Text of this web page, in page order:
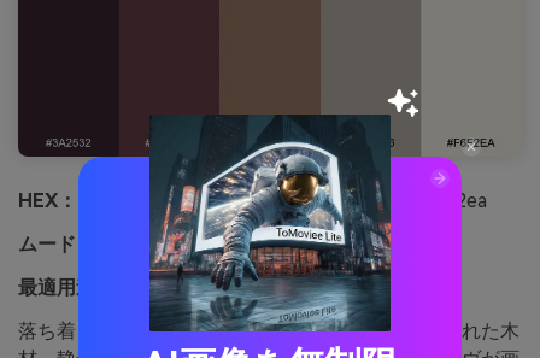
HEX：
#3a2532 #6a3f4c #9a7b6a #b7b1a6 #f6f2ea
ムード：
落ち着き、時代を超えた、穏やか
最適用途：
ブティックホテルのウェブサイトUI
落ち着きと時代を超えた雰囲気は、石壁や使い込まれた木